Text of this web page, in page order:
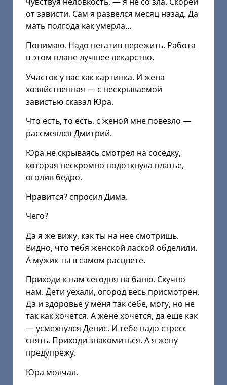
от зависти. Сам я развелся месяц назад. Да
мать полгода как умерла…
Понимаю. Надо негатив пережить. Работа
в этом плане лучшее лекарство.
Участок у вас как картинка. И жена
хозяйственная — с нескрываемой
завистью сказал Юра.
Что есть, то есть, с женой мне повезло —
рассмеялся Дмитрий.
Юра не скрываясь смотрел на соседку,
которая нескромно подоткнула платье,
оголив бедро.
Нравится? спросил Дима.
Чего?
Да я же вижу, как ты на нее смотришь.
Видно, что тебя женской лаской обделили.
А мужик ты в самом расцвете.
Приходи к нам сегодня на баню. Скучно
нам. Дети уехали, огород весь присмотрен.
Да и здоровье у меня так себе, могу, но не
так как хочется. А жене хочется, да еще как
— усмехнулся Денис. И тебе надо стресс
снять. Приходи знакомиться. А я жену
предупрежу.
Юра молчал.